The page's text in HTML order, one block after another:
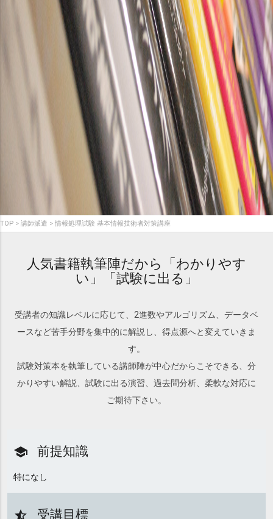
TOP 講師派遣 情報処理試験 基本情報技術者対策講座
人気書籍執筆陣だから「わかりやす
い」「試験に出る」
受講者の知識レベルに応じて、2進数やアルゴリズム、データベ
ースなど苦手分野を集中的に解説し、得点源へと変えていきま
す。
試験対策本を執筆している講師陣が中心だからこそできる、分
かりやすい解説、試験に出る演習、過去問分析、柔軟な対応に
ご期待下さい。
school 前提知識
特になし
star_half 受講目標